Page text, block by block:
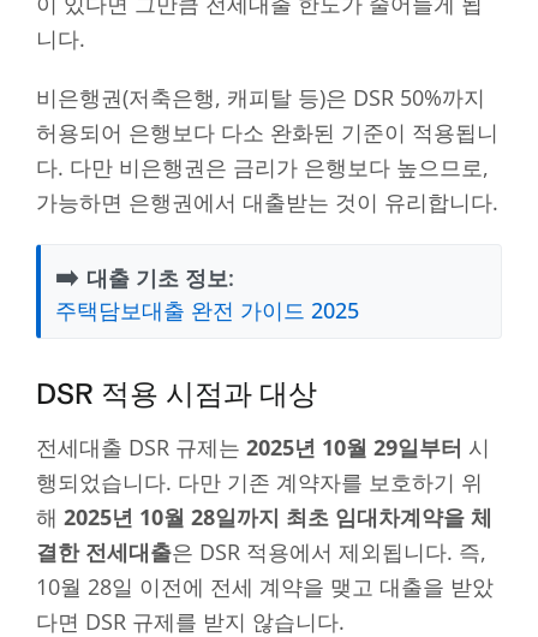
니다.
비은행권(저축은행, 캐피탈 등)은 DSR 50%까지
허용되어 은행보다 다소 완화된 기준이 적용됩니
다. 다만 비은행권은 금리가 은행보다 높으므로,
가능하면 은행권에서 대출받는 것이 유리합니다.
➡️ 대출 기초 정보:
주택담보대출 완전 가이드 2025
DSR 적용 시점과 대상
전세대출 DSR 규제는 2025년 10월 29일부터 시
행되었습니다. 다만 기존 계약자를 보호하기 위
해 2025년 10월 28일까지 최초 임대차계약을 체
결한 전세대출은 DSR 적용에서 제외됩니다. 즉,
10월 28일 이전에 전세 계약을 맺고 대출을 받았
다면 DSR 규제를 받지 않습니다.